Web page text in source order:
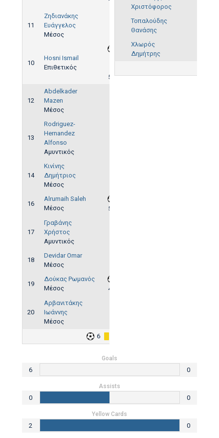
18'
11
Ζηδιανάκης
Ευάγγελος
Μέσος
10
Hosni Ismail
Επιθετικός
57'
12
Abdelkader
Mazen
Μέσος
13
Rodriguez-
Hernandez
Alfonso
Αμυντικός
14
Κινίνης
Δημήτριος
Μέσος
16
Alrumaih Saleh
Μέσος
55'
17
Γραβάνης
Χρήστος
Αμυντικός
18
Devidar Omar
Μέσος
19
Δούκας Ρωμανός
Μέσος
49'
20
Αρβανιτάκης
Ιωάννης
Μέσος
6
Χριστόφορος
Τοπαλούδης
Θανάσης
Χλωρός
Δημήτρης
Goals
6 0
Assists
0 0
Yellow Cards
2 0